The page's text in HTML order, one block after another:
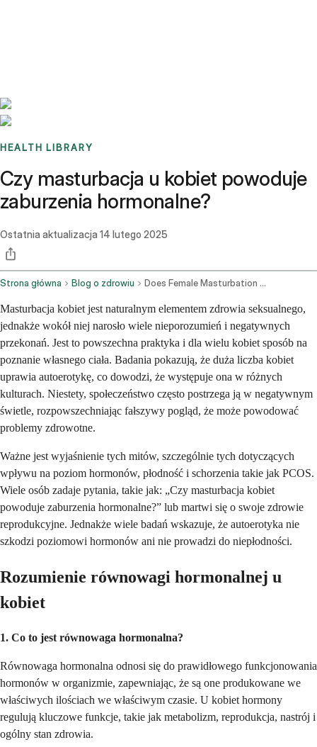
HEALTH LIBRARY
Czy masturbacja u kobiet powoduje
zaburzenia hormonalne?
Ostatnia aktualizacja 14 lutego 2025
Strona główna Blog o zdrowiu Does Female Masturbation Cause Hormonal Imbalance
Masturbacja kobiet jest naturalnym elementem zdrowia seksualnego,
jednakże wokół niej narosło wiele nieporozumień i negatywnych
przekonań. Jest to powszechna praktyka i dla wielu kobiet sposób na
poznanie własnego ciała. Badania pokazują, że duża liczba kobiet
uprawia autoerotykę, co dowodzi, że występuje ona w różnych
kulturach. Niestety, społeczeństwo często postrzega ją w negatywnym
świetle, rozpowszechniając fałszywy pogląd, że może powodować
problemy zdrowotne.
Ważne jest wyjaśnienie tych mitów, szczególnie tych dotyczących
wpływu na poziom hormonów, płodność i schorzenia takie jak PCOS.
Wiele osób zadaje pytania, takie jak: „Czy masturbacja kobiet
powoduje zaburzenia hormonalne?” lub martwi się o swoje zdrowie
reprodukcyjne. Jednakże wiele badań wskazuje, że autoerotyka nie
szkodzi poziomowi hormonów ani nie prowadzi do niepłodności.
Rozumienie równowagi hormonalnej u
kobiet
1. Co to jest równowaga hormonalna?
Równowaga hormonalna odnosi się do prawidłowego funkcjonowania
hormonów w organizmie, zapewniając, że są one produkowane we
właściwych ilościach we właściwym czasie. U kobiet hormony
regulują kluczowe funkcje, takie jak metabolizm, reprodukcja, nastrój i
ogólny stan zdrowia.